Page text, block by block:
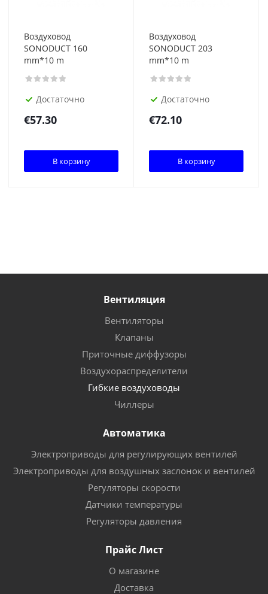
Воздуховод
SONODUCT 160
mm*10 m
Достаточно
€57.30
В корзину
Воздуховод
SONODUCT 203
mm*10 m
Достаточно
€72.10
В корзину
Вентиляция
Вентиляторы
Клапаны
Приточные диффузоры
Воздухораспределители
Гибкие воздуховоды
Чиллеры
Автоматика
Электроприводы для регулирующих вентилей
Электроприводы для воздушных заслонок и вентилей
Регуляторы скорости
Датчики температуры
Регуляторы давления
Прайс Лист
О магазине
Доставка